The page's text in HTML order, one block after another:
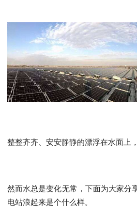
整整齐齐、安安静静的漂浮在水面上
然而水总是变化无常，下面为大家分
电站浪起来是个什么样。